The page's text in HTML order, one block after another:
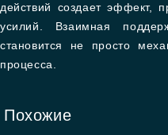
действий создает эффект,
усилий. Взаимная
становится не просто
процесса.
Похожие